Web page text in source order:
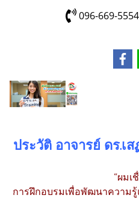
096-669-
ประวัติ อาจารย์ ดร.เ
“ผมเ
การฝึกอบรมเพื่อพัฒนาความ